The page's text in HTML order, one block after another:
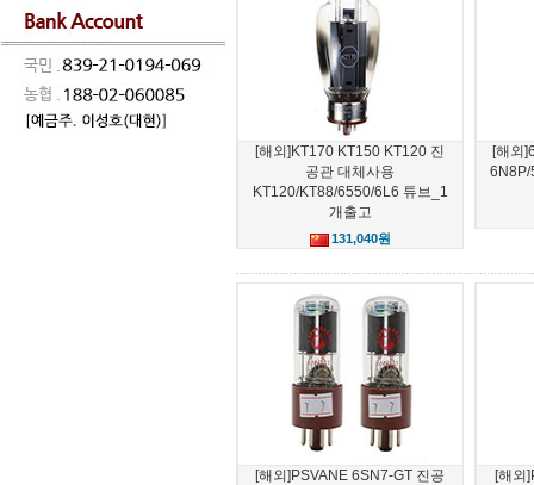
[해외]KT170 KT150 KT120 진
공관 대체사용
KT120/KT88/6550/6L6 튜브_1
개출고
131,040원
[해외
[해외]PSVANE 6SN7-GT 진공
[해외